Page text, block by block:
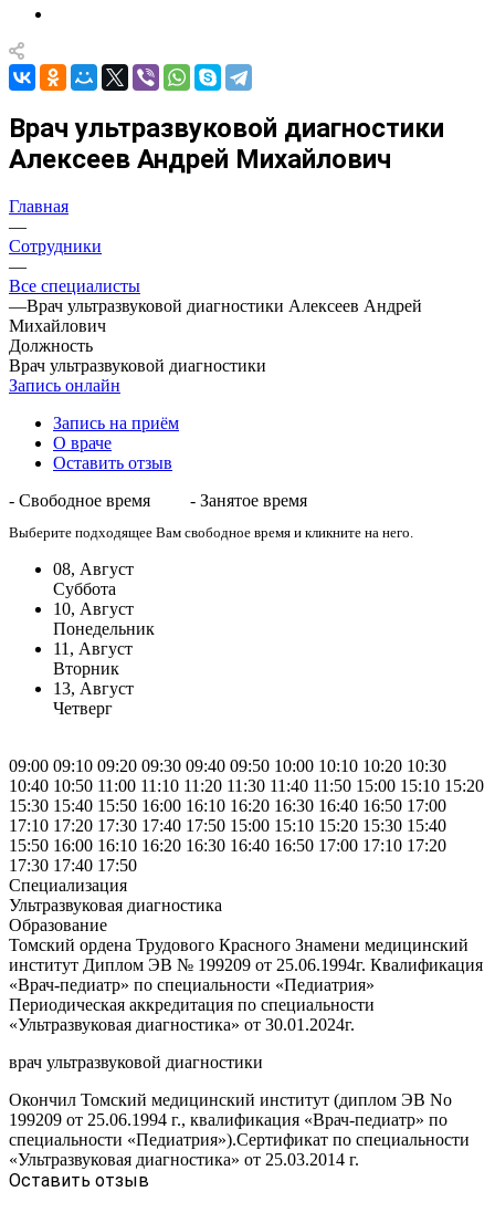
Врач ультразвуковой диагностики
Алексеев Андрей Михайлович
Главная
—
Сотрудники
—
Все специалисты
—Врач ультразвуковой диагностики Алексеев Андрей
Михайлович
Должность
Врач ультразвуковой диагностики
Запись онлайн
Запись на приём
О враче
Оставить отзыв
- Свободное время
- Занятое время
Выберите подходящее Вам свободное время и кликните на него.
08, Август
Суббота
10, Август
Понедельник
11, Август
Вторник
13, Август
Четверг
09:00 09:10 09:20 09:30 09:40 09:50 10:00 10:10 10:20 10:30
10:40 10:50 11:00 11:10 11:20 11:30 11:40 11:50 15:00 15:10 15:20
15:30 15:40 15:50 16:00 16:10 16:20 16:30 16:40 16:50 17:00
17:10 17:20 17:30 17:40 17:50 15:00 15:10 15:20 15:30 15:40
15:50 16:00 16:10 16:20 16:30 16:40 16:50 17:00 17:10 17:20
17:30 17:40 17:50
Специализация
Ультразвуковая диагностика
Образование
Томский ордена Трудового Красного Знамени медицинский
институт Диплом ЭВ № 199209 от 25.06.1994г. Квалификация
«Врач-педиатр» по специальности «Педиатрия»
Периодическая аккредитация по специальности
«Ультразвуковая диагностика» от 30.01.2024г.
врач ультразвуковой диагностики
Окончил Томский медицинский институт (диплом ЭВ No
199209 от 25.06.1994 г., квалификация «Врач-педиатр» по
специальности «Педиатрия»).Сертификат по специальности
«Ультразвуковая диагностика» от 25.03.2014 г.
Оставить отзыв